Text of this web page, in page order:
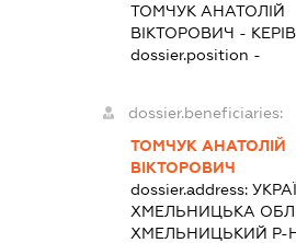
ТОМЧУК АНАТОЛІЙ
ВІКТОРОВИЧ -
dossier.position -
dossier.beneficiaries:
ТОМЧУК АНАТОЛІЙ
ВІКТОРОВИЧ
dossier.address:
ХМЕЛЬНИЦЬКА
ХМЕЛЬНИЦЬКИЙ Р-